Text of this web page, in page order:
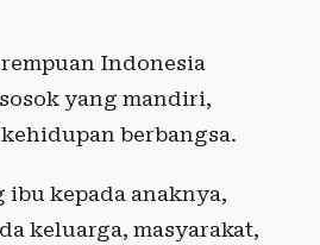
Indonesia
yang mandiri,
berbangsa.
kepada anaknya,
keluarga, masyarakat,